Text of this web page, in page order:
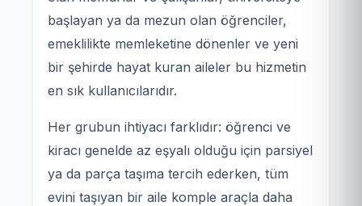
başlayan ya da mezun olan öğrenciler,
emeklilikte memleketine dönenler ve yeni
bir şehirde hayat kuran aileler bu hizmetin
en sık kullanıcılarıdır.
Her grubun ihtiyacı farklıdır: öğrenci ve
kiracı genelde az eşyalı olduğu için parsiyel
ya da parça taşıma tercih ederken, tüm
evini taşıyan bir aile komple araçla daha